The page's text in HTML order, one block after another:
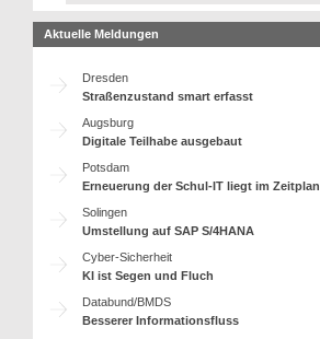
Aktuelle Meldungen
Dresden
Straßenzustand smart erfasst
Augsburg
Digitale Teilhabe ausgebaut
Potsdam
Erneuerung der Schul-IT liegt im Zeitplan
Solingen
Umstellung auf SAP S/4HANA
Cyber-Sicherheit
KI ist Segen und Fluch
Databund/BMDS
Besserer Informationsfluss